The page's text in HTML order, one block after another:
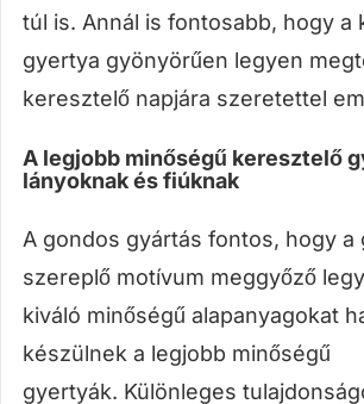
túl is. Annál is fontosabb, hogy a
gyertya gyönyörűen legyen
keresztelő napjára szeretettel
A legjobb minőségű keresztelő
lányoknak és fiúknak
A gondos gyártás fontos, hogy a
szereplő motívum meggyőző
kiváló minőségű alapanyagokat
készülnek a legjobb minőségű
gyertyák. Különleges